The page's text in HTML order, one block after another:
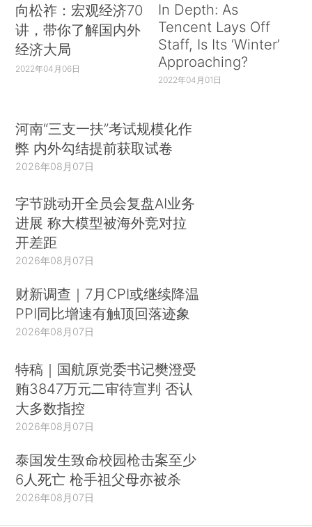
向松祚：宏观经济70
讲，带你了解国内外
经济大局
2022年04月06日
In Depth: As
Tencent Lays Off
Staff, Is Its ‘Winter’
Approaching?
2022年04月01日
河南“三支一扶”考试规模化作
弊 内外勾结提前获取试卷
2026年08月07日
字节跳动开全员会复盘AI业务
进展 称大模型被海外竞对拉
开差距
2026年08月07日
财新调查｜7月CPI或继续降温
PPI同比增速有触顶回落迹象
2026年08月07日
特稿｜国航原党委书记樊澄受
贿3847万元二审待宣判 否认
大多数指控
2026年08月07日
泰国发生致命校园枪击案至少
6人死亡 枪手祖父母亦被杀
2026年08月07日